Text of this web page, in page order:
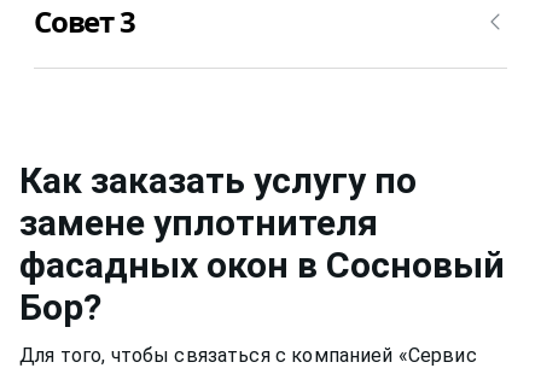
также, но для него уже можно применять не
растворы для мытья окон в Сосновый Борили
или резиновый уплотнитель. Вещества, которые
разбавлены в растворе, могут испортить
качество материала рамы или резину.
Совет 3
скапливалась пыль.Если уделять хотя бы немного
времени,фасадное окноможет прослужить вам
долгими тихими и теплыми годами.
Как заказать услугу по
замене уплотнителя
фасадных окон в Сосновый
Бор?
Для того, чтобы связаться с компанией «Сервис